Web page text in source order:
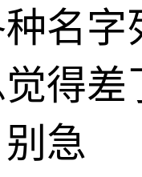
名字
得差
急